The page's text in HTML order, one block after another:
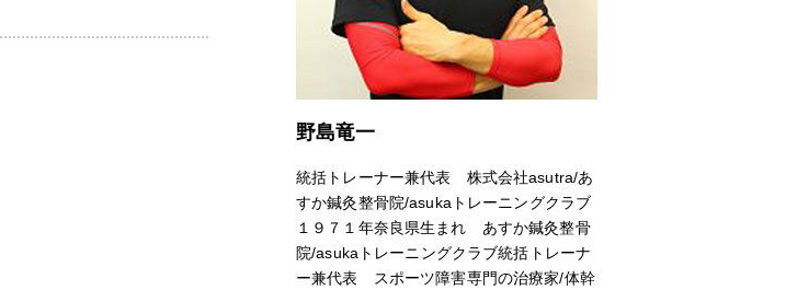
野島竜一
統括トレーナー兼代表 株式会社asutra/あ
すか鍼灸整骨院/asukaトレーニングクラブ
１９７１年奈良県生まれ あすか鍼灸整骨
院/asukaトレーニングクラブ統括トレーナ
ー兼代表 スポーツ障害専門の治療家/体幹